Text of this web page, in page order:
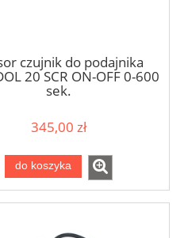
czujnik do podajnika
20 SCR ON-OFF 0-600
sek.
345,00 zł
do koszyka